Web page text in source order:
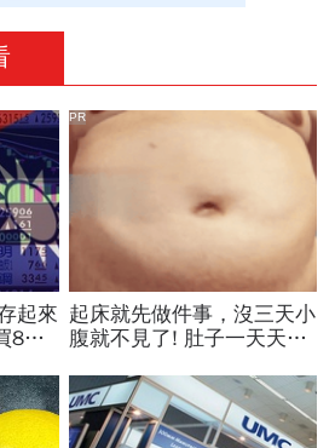
起來
8檔
起床就先做件事，沒三天小
腹就不見了! 肚子一天天變
PR